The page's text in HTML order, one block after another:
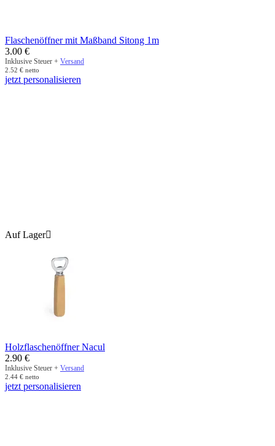
Flaschenöffner mit Maßband Sitong 1m
3.00 €
Inklusive Steuer + Versand
2.52 € netto
jetzt personalisieren
Auf Lager
Holzflaschenöffner Nacul
2.90 €
Inklusive Steuer + Versand
2.44 € netto
jetzt personalisieren